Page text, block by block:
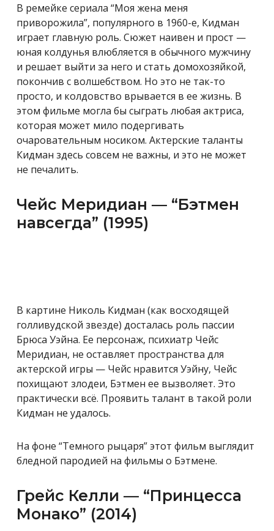
В ремейке сериала “Моя жена меня
приворожила”, популярного в 1960-е, Кидман
играет главную роль. Сюжет наивен и прост —
юная колдунья влюбляется в обычного мужчину
и решает выйти за него и стать домохозяйкой,
покончив с волшебством. Но это не так-то
просто, и колдовство врывается в ее жизнь. В
этом фильме могла бы сыграть любая актриса,
которая может мило подергивать
очаровательным носиком. Актерские таланты
Кидман здесь совсем не важны, и это не может
не печалить.
Чейс Меридиан — “Бэтмен
навсегда” (1995)
В картине Николь Кидман (как восходящей
голливудской звезде) досталась роль пассии
Брюса Уэйна. Ее персонаж, психиатр Чейс
Меридиан, не оставляет пространства для
актерской игры — Чейс нравится Уэйну, Чейс
похищают злодеи, Бэтмен ее вызволяет. Это
практически всё. Проявить талант в такой роли
Кидман не удалось.
На фоне “Темного рыцаря” этот фильм выглядит
бледной пародией на фильмы о Бэтмене.
Грейс Келли — “Принцесса
Монако” (2014)